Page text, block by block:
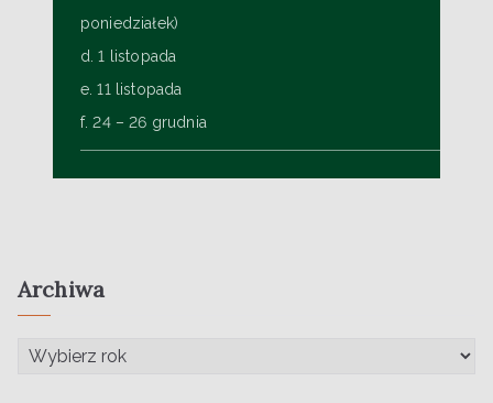
poniedziałek)
d. 1 listopada
e. 11 listopada
f. 24 – 26 grudnia
Archiwa